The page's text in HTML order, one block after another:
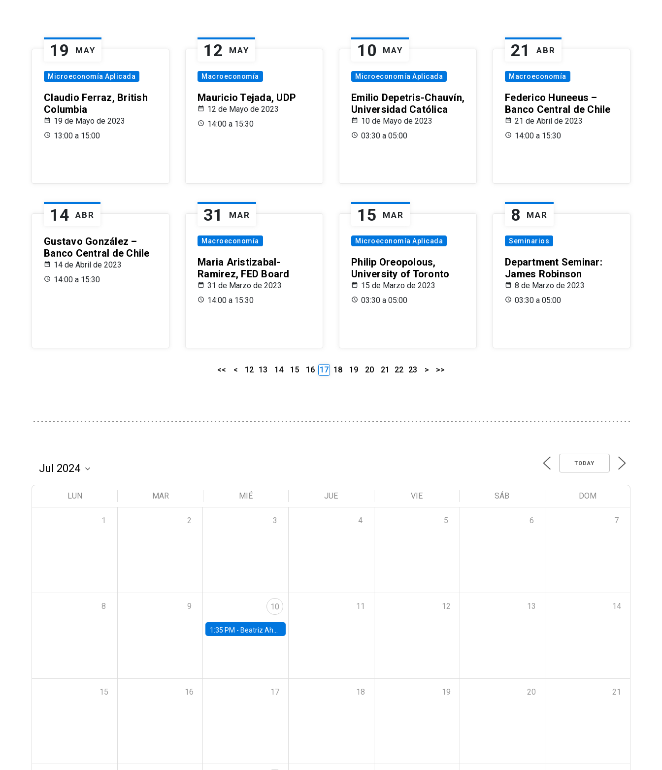
19 MAY
Microeconomía Aplicada
Claudio Ferraz, British
Columbia
19 de Mayo de 2023
13:00 a 15:00
12 MAY
Macroeconomía
Mauricio Tejada, UDP
12 de Mayo de 2023
14:00 a 15:30
10 MAY
Microeconomía Aplicada
Emilio Depetris-Chauvín,
Universidad Católica
10 de Mayo de 2023
03:30 a 05:00
21 ABR
Macroeconomía
Federico Huneeus –
Banco Central de Chile
21 de Abril de 2023
14:00 a 15:30
14 ABR
Gustavo González –
Banco Central de Chile
14 de Abril de 2023
14:00 a 15:30
31 MAR
Macroeconomía
Maria Aristizabal-
Ramirez, FED Board
31 de Marzo de 2023
14:00 a 15:30
15 MAR
Microeconomía Aplicada
Philip Oreopolous,
University of Toronto
15 de Marzo de 2023
03:30 a 05:00
8 MAR
Seminarios
Department Seminar:
James Robinson
8 de Marzo de 2023
03:30 a 05:00
<< < 12 13 14 15 16 17 18 19 20 21 22 23 > >>
TODAY
LUN MAR MIÉ JUE VIE SÁB DOM
1 2 3 4 5 6 7
8 9 10
1:35 PM - Beatriz Ahumada, PhD candidate, Universidad de Pittsburgh
11 12 13 14
15 16 17 18 19 20 21